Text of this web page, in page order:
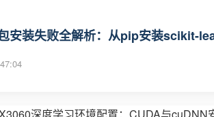
安装失败全解析：从pip安装scikit-